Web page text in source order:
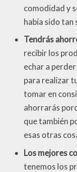
comodidad y
había sido tan
Tendrás
recibir los
echar a
para realizar
tomar en
ahorrarás
que también
esas otras
Los mejores
tenemos los